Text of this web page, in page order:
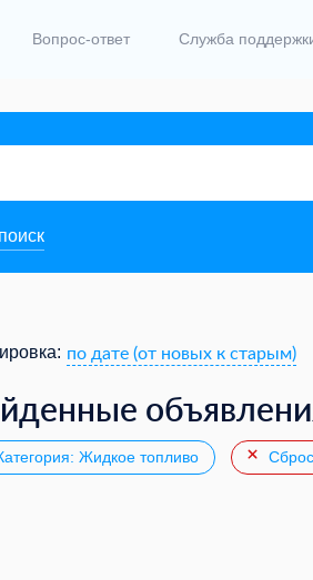
Вопрос-ответ Служба
по дате (от новых к старым)
Жидкое топливо